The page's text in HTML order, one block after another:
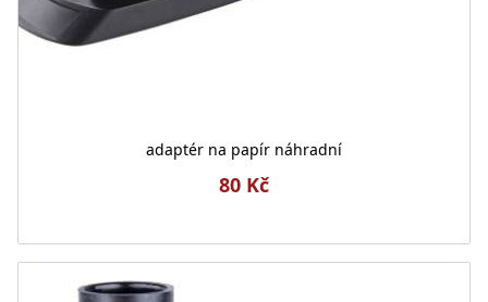
adaptér na papír náhradní
80 Kč